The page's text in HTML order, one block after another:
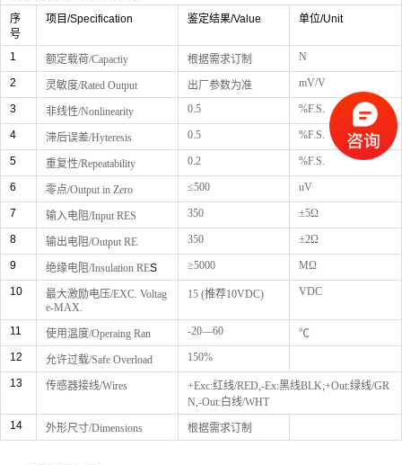
序
号
项目/Specification 鉴定结果/Value 单位/Unit
1 额定载荷/Capactiy 根据需求订制 N
2 灵敏度/Rated Output 出厂参数为准 mV/V
3 非线性/Nonlinearity 0.5 %F.S.
4 滞后误差/Hyteresis 0.5 %F.S.
5 重复性/Repeatability 0.2 %F.S.
6 零点/Output in Zero ≤500 uV
7 输入电阻/Input RES 350 ±5Ω
8 输出电阻/Output RE 350 ±2Ω
9 绝缘电阻/Insulation RES ≥5000 MΩ
10 最大激励电压/EXC. Voltag
e-MAX.
15 (推荐10VDC) VDC
11 使用温度/Operaing Ran -20―60
℃
12
允许过载/Safe Overload 150%
13 传感器接线/Wires +Exc:红线/RED,-Ex:黑线BLK;+Out:绿线/GR
N,-Out:白线/WHT
14
外形尺寸/Dimensions 根据需求订制